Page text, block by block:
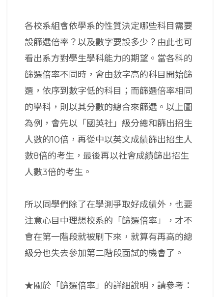
各校系組會依學系的性質決定哪些科目需要
設篩選倍率？以及數字要設多少？由此也可
看出系方對學生學科能力的期望。當各科的
篩選倍率不同時，會由數字高的科目開始篩
選，依序到數字低的科目；而篩選倍率相同
的學科，則以其分數的總合來篩選。以上圖
為例，會先以「國英社」級分總和篩出招生
人數的10倍，再從中以英文成績篩出招生人
數8倍的考生，最後再以社會成績篩出招生
人數3倍的考生。
所以同學們除了在學測爭取好成績外，也要
注意心目中理想校系的「篩選倍率」，才不
會在第一階段就被刷下來，就算有再高的總
級分也失去參加第二階段面試的機會了。
★關於「篩選倍率」的詳細說明，請參考：